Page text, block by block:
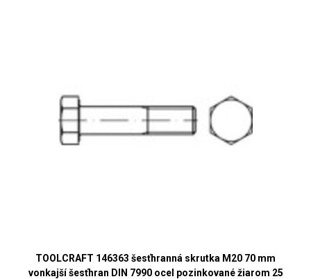
TOOLCRAFT 146363 šesťhranná skrutka M20 70 mm
vonkajší šesťhran DIN 7990 ocel pozinkované žiarom 25